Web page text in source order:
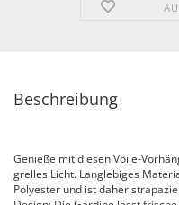
Beschreibung
Genieße mit diesen Voile-
grelles Licht. Langlebiges
Polyester und ist daher